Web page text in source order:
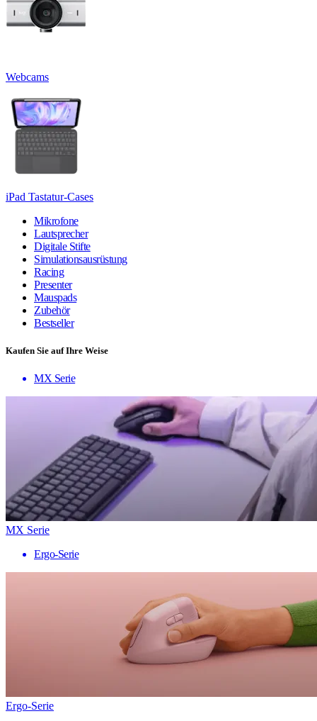
Webcams
iPad Tastatur-Cases
Mikrofone
Lautsprecher
Digitale Stifte
Simulationsausrüstung
Racing
Presenter
Mauspads
Zubehör
Bestseller
Kaufen Sie auf Ihre Weise
MX Serie
MX Serie
Ergo-Serie
Ergo-Serie